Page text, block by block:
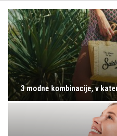
3 modne kombinacije, v